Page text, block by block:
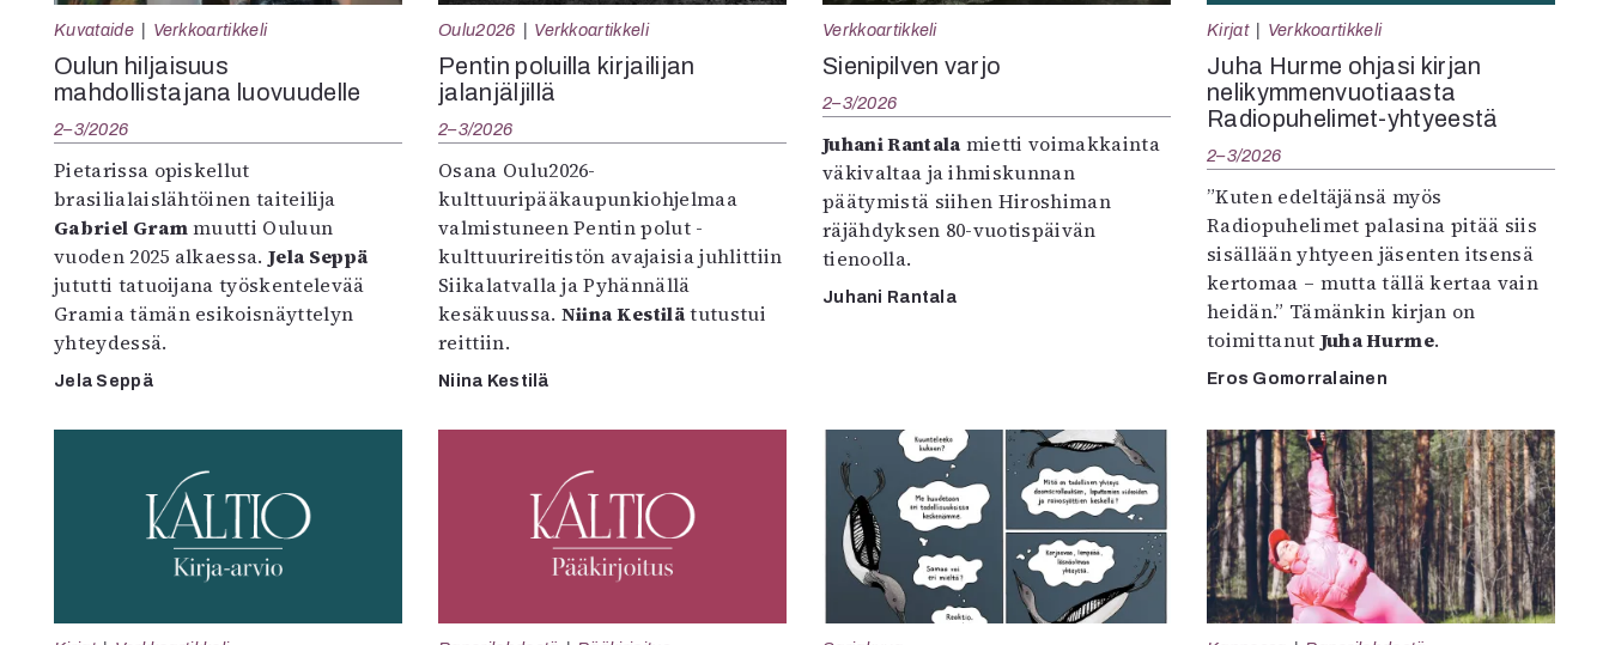
Kuvataide Verkkoartikkeli
Oulun hiljaisuus
mahdollistajana luovuudelle
2–3/2026
Pietarissa opiskellut
brasilialaislähtöinen taiteilija
Gabriel Grammuutti Ouluun
vuoden 2025 alkaessa.Jela Seppä
jututti tatuoijana työskentelevää
Gramia tämän esikoisnäyttelyn
yhteydessä.
Jela Seppä
Oulu2026 Verkkoartikkeli
Pentin poluilla kirjailijan
jalanjäljillä
2–3/2026
Osana Oulu2026-
kulttuuripääkaupunkiohjelmaa
valmistuneen Pentin polut -
kulttuurireitistön avajaisia juhlittiin
Siikalatvalla ja Pyhännällä
kesäkuussa. Niina Kestilätutustui
reittiin.
Niina Kestilä
Verkkoartikkeli
Sienipilven varjo
2–3/2026
Juhani Rantala mietti voimakkainta
väkivaltaa ja ihmiskunnan
päätymistä siihen Hiroshiman
räjähdyksen 80-vuotispäivän
tienoolla.
Juhani Rantala
Kirjat Verkkoartikkeli
Juha Hurme ohjasi kirjan
nelikymmenvuotiaasta
Radiopuhelimet-yhtyeestä
2–3/2026
”Kuten edeltäjänsä myös
Radiopuhelimet palasina pitää siis
sisällään yhtyeen jäsenten itsensä
kertomaa – mutta tällä kertaa vain
heidän.” Tämänkin kirjan on
toimittanut Juha Hurme.
Eros Gomorralainen